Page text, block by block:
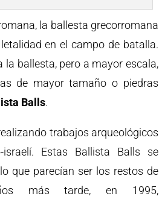
la ballesta grecorromana
en el campo de batalla.
la ballesta, pero a mayor escala,
de mayor tamaño o piedras
Balls.
trabajos arqueológicos
Estas Ballista Balls se
que parecían ser los restos de
más tarde, en 1995,